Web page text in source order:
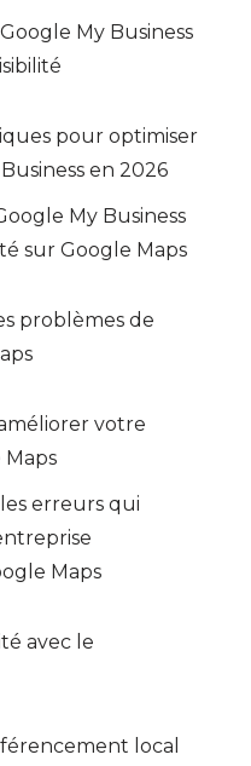
My Business
pour optimiser
en 2026
My Business
sur Google Maps
problèmes de
votre
Maps
erreurs qui
Maps
avec le
local